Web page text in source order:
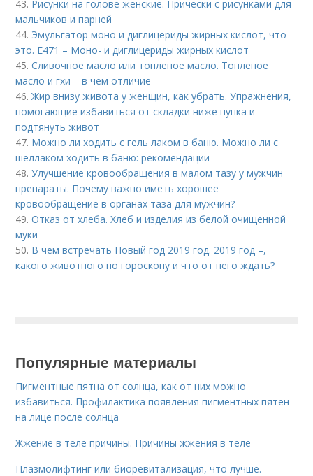
43. Рисунки на голове женские. Прически с рисунками для
мальчиков и парней
44. Эмульгатор моно и диглицериды жирных кислот, что
это. Е471 – Моно- и диглицериды жирных кислот
45.Сливочное масло или топленое масло. Топленое
масло и гхи – в чем отличие
46.Жир внизу живота у женщин, как убрать. Упражнения,
помогающие избавиться от складки ниже пупка и
подтянуть живот
47. Можно ли ходить с гель лаком в баню. Можно ли с
шеллаком ходить в баню: рекомендации
48.Улучшение кровообращения в малом тазу у мужчин
препараты. Почему важно иметь хорошее
кровообращение в органах таза для мужчин?
49.Отказ от хлеба. Хлеб и изделия из белой очищенной
муки
50. В чем встречать Новый год 2019 год. 2019 год –,
какого животного по гороскопу и что от него ждать?
Популярные материалы
Пигментные пятна от солнца, как от них можно
избавиться. Профилактика появления пигментных пятен
на лице после солнца
Жжение в теле причины. Причины жжения в теле
Плазмолифтинг или биоревитализация, что лучше.